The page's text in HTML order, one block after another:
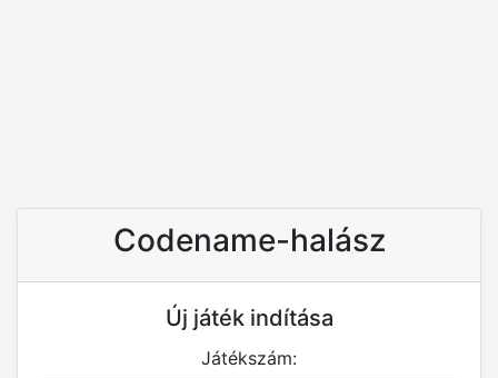
Codename-halász
Új játék indítása
Játékszám: